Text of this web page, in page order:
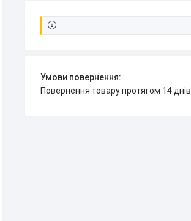
повернення товару протягом 14 днів